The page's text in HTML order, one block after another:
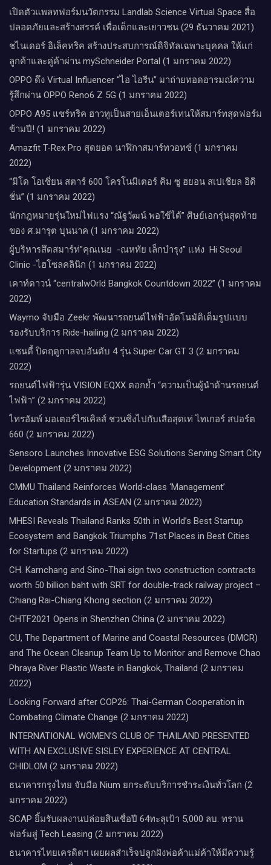
เปิดตัวแพลทฟอร์มนวัตกรรม Landlab Science Virtual Space สื่อ
ปลอดภัยและสร้างสรรค์ เพื่อเด็กและเยาวชน (29 ธันวาคม 2021)
ชไนเดอร์ อิเล็คทริค สร้างประสบการณ์ดิจิทัลเฉพาะบุคคล ให้แก่
ลูกค้าและคู่ค้าผ่าน mySchneider Portal (1 มกราคม 2022)
OPPO ดึง Virtual Influencer “ไอ ไอรีน” มาถ่ายทอดอารมณ์ความ
รู้สึกผ่าน OPPO Reno6 Z 5G (1 มกราคม 2022)
OPPO A95 แชร์ทริค ฮาวทูเป็นสายเอ็นเตอร์เทนให้สมาร์ทสุดฟอร์ม
ข้ามปี! (1 มกราคม 2022)
Amazfit T-Rex Pro สุดยอด นาฬิกาสมาร์ทวอทช์ (1 มกราคม
2022)
“มิโด โอเชี่ยน สตาร์ 600 โครโนมิเตอร์ คิม ซู ฮยอน สเปเชียล อิดิ
ชั่น” (1 มกราคม 2022)
นักกฎหมายรุ่นใหม่ไฟแรง “ณัฐวัฒน์ พอใช้ได้” ศิษย์เอกรุ่นสุดท้าย
ของ ศ.มารุต บุนนาค (1 มกราคม 2022)
ผู้บริหารสึดสมาร์ท่”คุณเนย -ณหทัย เล็กบำรุง” แห่ง Hi Seoul
Clinic -ไฮโซลคลินิก (1 มกราคม 2022)
เคาท์ดาวน์​ “centralwOrld Bangkok Countdown 2022” (1 มกราคม
2022)
Waymo จับมือ Zeekr พัฒนารถยนต์ไฟฟ้าอัตโนมัติเต็มรูปแบบ
รองรับบริการ Ride-hailing (2 มกราคม 2022)
แซนดี้ ปิดฤดูกาลจบอันดับ 4 รุ่น Super Car GT 3 (2 มกราคม
2022)
รถยนต์ไฟฟ้ารุ่น VISION EQXX ตอกย้ำ “ความเป็นผู้นำด้านรถยนต์
ไฟฟ้า” (2 มกราคม 2022)
ไทรอัมพ์ มอเตอร์ไซเคิลส์ ชวนซิ่งไปกับเสือสุดเท่ ไทเกอร์ สปอร์ต
660 (2 มกราคม 2022)
Sensoro Launches Innovative ESG Solutions Serving Smart City
Development (2 มกราคม 2022)
CMMU Thailand Reinforces World-class ‘Management’
Education Standards in ASEAN (2 มกราคม 2022)
MHESI Reveals Thailand Ranks 50th in World’s Best Startup
Ecosystem and Bangkok Triumphs 71st Places in Best Cities
for Startups (2 มกราคม 2022)
CH. Karnchang and Sino-Thai sign two construction contracts
worth 50 billion baht with SRT for double-track railway project –
Chiang Rai-Chiang Khong section (2 มกราคม 2022)
CHTF2021 Opens in Shenzhen China (2 มกราคม 2022)
CU, The Department of Marine and Coastal Resources (DMCR)
and The Ocean Cleanup Team Up to Monitor and Remove Chao
Phraya River Plastic Waste in Bangkok, Thailand (2 มกราคม
2022)
Looking Forward after COP26: Thai-German Cooperation in
Combating Climate Change (2 มกราคม 2022)
INTERNATIONAL WOMEN’S CLUB OF THAILAND PRESENTED
WITH AN EXCLUSIVE SISLEY EXPERIENCE AT CENTRAL
CHIDLOM (2 มกราคม 2022)
ธนาคารกรุงไทย จับมือ Nium ยกระดับบริการชำระเงินทั่วโลก (2
มกราคม 2022)
SCAP ยิ้มรับผลงานปล่อยสินเชื่อปี 64ทะลุเป้า 5,000 ลบ. ทราน
ฟอร์มสู่ Tech Leasing (2 มกราคม 2022)
ธนาคารไทยเครดิตฯ เผยผลสำเร็จปลูกฝังพ่อค้าแม่ค้าให้มีความรู้